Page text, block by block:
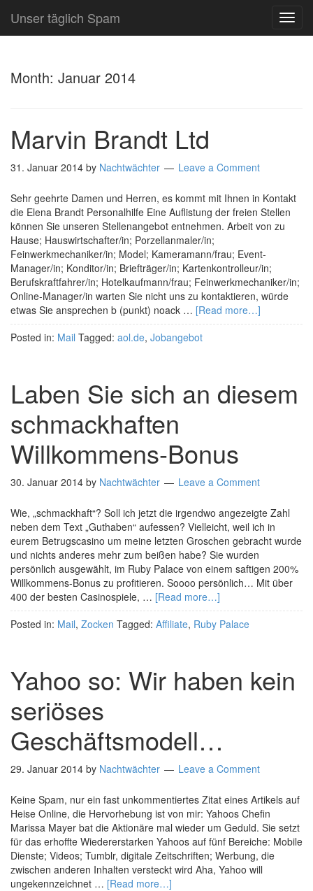
Unser täglich Spam
Month: Januar 2014
Marvin Brandt Ltd
31. Januar 2014 by Nachtwächter Leave a Comment
Sehr geehrte Damen und Herren, es kommt mit Ihnen in Kontakt
die Elena Brandt Personalhilfe Eine Auflistung der freien Stellen
können Sie unseren Stellenangebot entnehmen. Arbeit von zu
Hause; Hauswirtschafter/in; Porzellanmaler/in;
Feinwerkmechaniker/in; Model; Kameramann/frau; Event-
Manager/in; Konditor/in; Briefträger/in; Kartenkontrolleur/in;
Berufskraftfahrer/in; Hotelkaufmann/frau; Feinwerkmechaniker/in;
Online-Manager/in warten Sie nicht uns zu kontaktieren, würde
etwas Sie ansprechen b (punkt) noack … [Read more…]
Posted in: Mail Tagged: aol.de, Jobangebot
Laben Sie sich an diesem
schmackhaften
Willkommens-Bonus
30. Januar 2014 by Nachtwächter Leave a Comment
Wie, „schmackhaft“? Soll ich jetzt die irgendwo angezeigte Zahl
neben dem Text „Guthaben“ aufessen? Vielleicht, weil ich in
eurem Betrugscasino um meine letzten Groschen gebracht wurde
und nichts anderes mehr zum beißen habe? Sie wurden
persönlich ausgewählt, im Ruby Palace von einem saftigen 200%
Willkommens-Bonus zu profitieren. Soooo persönlich… Mit über
400 der besten Casinospiele, … [Read more…]
Posted in: Mail, Zocken Tagged: Affiliate, Ruby Palace
Yahoo so: Wir haben kein
seriöses
Geschäftsmodell…
29. Januar 2014 by Nachtwächter Leave a Comment
Keine Spam, nur ein fast unkommentiertes Zitat eines Artikels auf
Heise Online, die Hervorhebung ist von mir: Yahoos Chefin
Marissa Mayer bat die Aktionäre mal wieder um Geduld. Sie setzt
für das erhoffte Wiedererstarken Yahoos auf fünf Bereiche: Mobile
Dienste; Videos; Tumblr, digitale Zeitschriften; Werbung, die
zwischen anderen Inhalten versteckt wird Aha, Yahoo will
ungekennzeichnet … [Read more…]